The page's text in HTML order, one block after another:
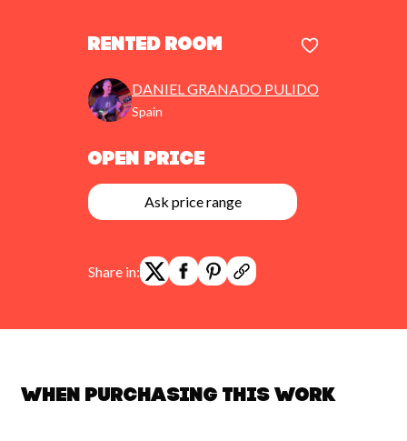
RENTED ROOM
DANIEL GRANADO PULIDO
Spain
Open Price
Ask price range
Share in:
When purchasing this work